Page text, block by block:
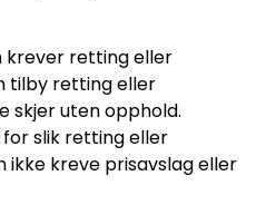
krever retting eller
tilby retting eller
skjer uten opphold.
slik retting eller
ikke kreve prisavslag eller